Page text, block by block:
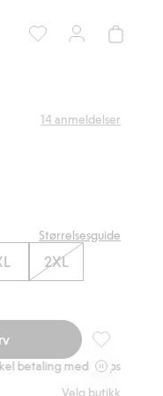
14anmeldelser
Størrelsesguide
2XL
Shorts
med Vipps & Klarna
Velg butikk